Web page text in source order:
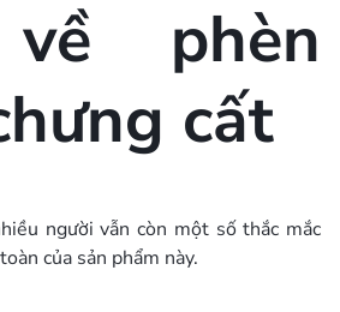
phèn
cất
người vẫn còn một số thắc mắc
của sản phẩm này.